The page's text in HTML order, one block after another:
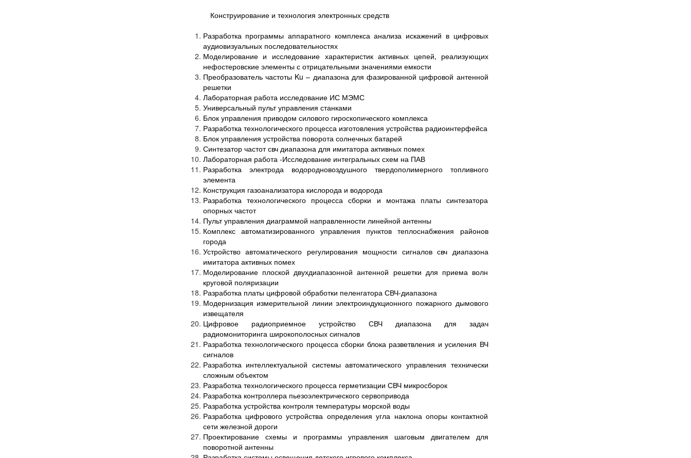
Конструирование и технология электронных средств
Разработка программы аппаратного комплекса анализа искажений в цифровых
аудиовизуальных последовательностях
Моделирование и исследование характеристик активных цепей, реализующих
нефостеровские элементы с отрицательными значениями емкости
Преобразователь частоты Ku – диапазона для фазированной цифровой антенной
решетки
Лабораторная работа исследование ИС МЭМС
Универсальный пульт управления станками
Блок управления приводом силового гироскопического комплекса
Разработка технологического процесса изготовления устройства радиоинтерфейса
Блок управления устройства поворота солнечных батарей
Синтезатор частот свч диапазона для имитатора активных помех
Лабораторная работа -Исследование интегральных схем на ПАВ
Разработка электрода водородновоздушного твердополимерного топливного
элемента
Конструкция газоанализатора кислорода и водорода
Разработка технологического процесса сборки и монтажа платы синтезатора
опорных частот
Пульт управления диаграммой направленности линейной антенны
Комплекс автоматизированного управления пунктов теплоснабжения районов
города
Устройство автоматического регулирования мощности сигналов свч диапазона
имитатора активных помех
Моделирование плоской двухдиапазонной антенной решетки для приема волн
круговой поляризации
Разработка платы цифровой обработки пеленгатора СВЧ-диапазона
Модернизация измерительной линии электроиндукционного пожарного дымового
извещателя
Цифровое радиоприемное устройство СВЧ диапазона для задач
радиомониторинга широкополосных сигналов
Разработка технологического процесса сборки блока разветвления и усиления ВЧ
сигналов
Разработка интеллектуальной системы автоматического управления технически
сложным объектом
Разработка технологического процесса герметизации СВЧ микросборок
Разработка контроллера пьезоэлектрического сервопривода
Разработка устройства контроля температуры морской воды
Разработка цифрового устройства определения угла наклона опоры контактной
сети железной дороги
Проектирование схемы и программы управления шаговым двигателем для
поворотной антенны